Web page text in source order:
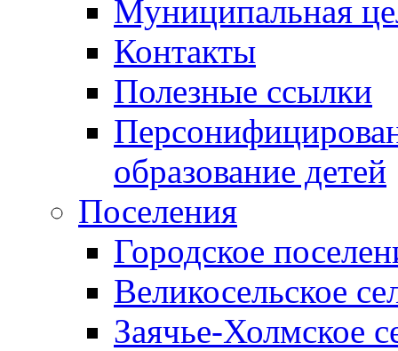
Муниципальная
Контакты
Полезные ссылки
образование детей
Поселения
Городское
Великосельское
Заячье-Холмское